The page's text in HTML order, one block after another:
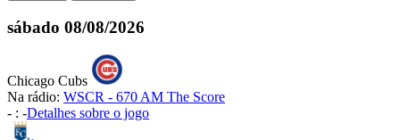
sábado 08/08/2026
Chicago Cubs
Na rádio: WSCR - 670 AM The Score
- : -Detalhes sobre o jogo